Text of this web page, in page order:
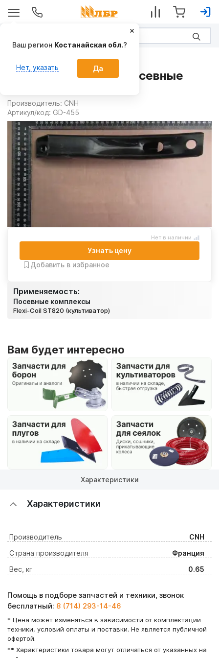
Сошник GD-455 на Посевные
Производитель: CNH
Артикул/код: GD-455
Применяемость:
Посевные комплексы
Flexi-Coil ST820 (культиватор)
Нет в наличии
Узнать цену
Добавить в избранное
Вам будет интересно
Характеристики
Характеристики
Производитель
CNH
Страна производителя
Франция
Вес, кг
0.65
Помощь в подборе запчастей и техники, звонок
бесплатный: 8 (714) 293-14-46
* Цена может изменяться в зависимости от комплектации
техники, условий оплаты и поставки. Не является публичной
офертой.
** Характеристики товара могут отличаться от указанных на
Ваш регион Костанайская обл.?
Нет, указать Да